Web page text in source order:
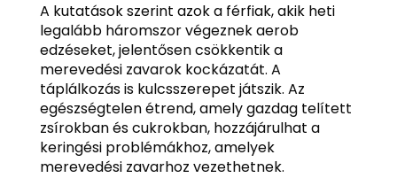
A kutatások szerint azok a férfiak, akik heti
legalább háromszor végeznek aerob
edzéseket, jelentősen csökkentik a
merevedési zavarok kockázatát. A
táplálkozás is kulcsszerepet játszik. Az
egészségtelen étrend, amely gazdag telített
zsírokban és cukrokban, hozzájárulhat a
keringési problémákhoz, amelyek
merevedési zavarhoz vezethetnek.